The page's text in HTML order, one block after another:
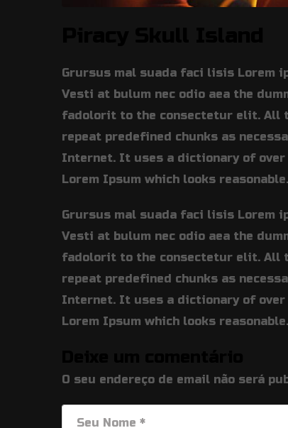
Grursus mal suada faci lisis Lorem
Vesti at bulum nec odio aea the
fadolorit to the consectetur elit. All
repeat predefined chunks as
Internet. It uses a dictionary of over
Lorem Ipsum which looks reasonable.
Grursus mal suada faci lisis Lorem
Vesti at bulum nec odio aea the
fadolorit to the consectetur elit. All
repeat predefined chunks as
Internet. It uses a dictionary of over
Lorem Ipsum which looks reasonable.
O seu endereço de email não será